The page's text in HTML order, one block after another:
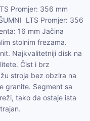
Promjer: 356 mm
LTS Promjer: 356
16 mm Jačina
stolnim frezama.
Najkvalitetniji disk na
Čist i brz
stroja bez obzira na
granite. Segment sa
tako da ostaje ista